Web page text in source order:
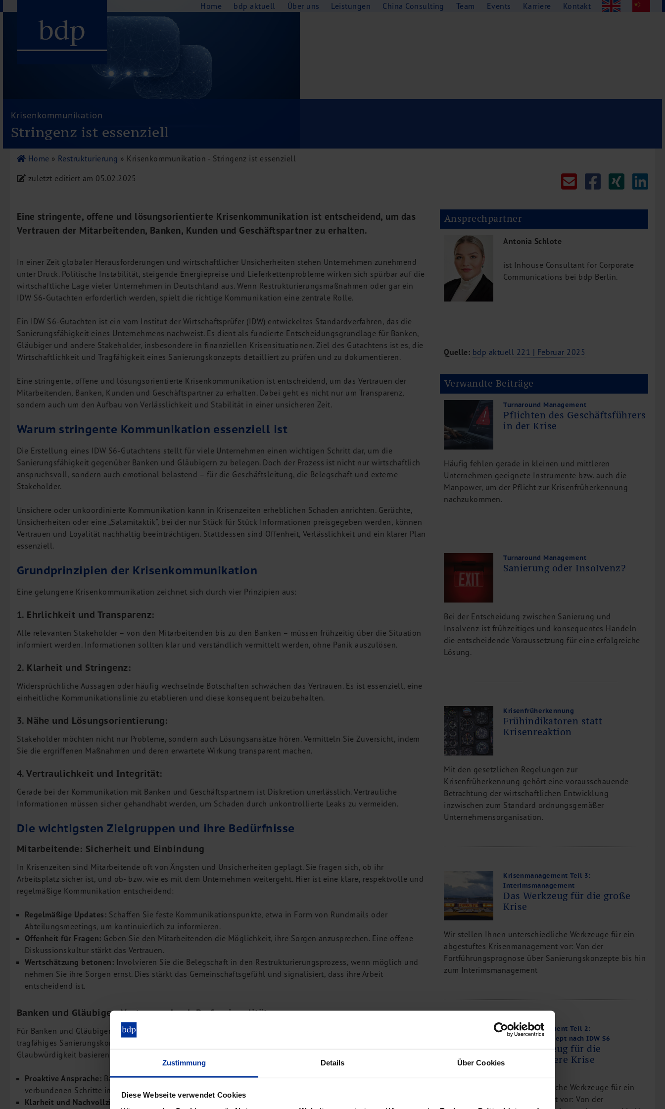
Zustimmung Details Über Cookies
Diese Webseite verwendet Cookies
Unternehmenswerte
Publikationen
Videos
Leistungen
Rechtsberatung
Wirtschaftsprüfung
Unternehmensfinanzierung
Restrukturierung
M&A + Unternehmensnachfolge
Management Consulting
Internationalisierung
Unternehmensgründung
Finanz- und Lohnbuchhaltung
Wirtschaftsprüfung
Steuerberatung
M&A Deutschland/China
Unternehmensfinanzierung
Industrielle Dienstleistungen
Coaching
Team
Events
Karriere
Kontakt
Krisenkommunikation
Stringenz ist essenziell
Home » Restrukturierung » Krisenkommunikation - Stringenz ist essenziell
zuletzt editiert am 05.02.2025
Ansprechpartner
Antonia Schlote
ist Inhouse Consultant for Corporate
Communications bei bdp Berlin.
Eine stringente, offene und lösungsorientierte Krisenkommunikation ist entscheidend, um das
Vertrauen der Mitarbeitenden, Banken, Kunden und Geschäftspartner zu erhalten.
In einer Zeit globaler Herausforderungen und wirtschaftlicher Unsicherheiten stehen Unternehmen zunehmend
unter Druck. Politische Instabilität, steigende Energiepreise und Lieferkettenprobleme wirken sich spürbar auf die
wirtschaftliche Lage vieler Unternehmen in Deutschland aus. Wenn Restrukturierungsmaßnahmen oder gar ein
IDW S6-Gutachten erforderlich werden, spielt die richtige Kommunikation eine zentrale Rolle.
Ein IDW S6-Gutachten ist ein vom Institut der Wirtschaftsprüfer (IDW) entwickeltes Standardverfahren, das die
Sanierungsfähigkeit eines Unternehmens nachweist. Es dient als fundierte Entscheidungsgrundlage für Banken,
Gläubiger und andere Stakeholder, insbesondere in finanziellen Krisensituationen. Ziel des Gutachtens ist es, die
Wirtschaftlichkeit und Tragfähigkeit eines Sanierungskonzepts detailliert zu prüfen und zu dokumentieren.
Eine stringente, offene und lösungsorientierte Krisenkommunikation ist entscheidend, um das Vertrauen der
Mitarbeitenden, Banken, Kunden und Geschäftspartner zu erhalten. Dabei geht es nicht nur um Transparenz,
sondern auch um den Aufbau von Verlässlichkeit und Stabilität in einer unsicheren Zeit.
Warum stringente Kommunikation essenziell ist
Die Erstellung eines IDW S6-Gutachtens stellt für viele Unternehmen einen wichtigen Schritt dar, um die
Sanierungsfähigkeit gegenüber Banken und Gläubigern zu belegen. Doch der Prozess ist nicht nur wirtschaftlich
anspruchsvoll, sondern auch emotional belastend – für die Geschäftsleitung, die Belegschaft und externe
Stakeholder.
Unsichere oder unkoordinierte Kommunikation kann in Krisenzeiten erheblichen Schaden anrichten. Gerüchte,
Unsicherheiten oder eine „Salamitaktik“, bei der nur Stück für Stück Informationen preisgegeben werden, können
Vertrauen und Loyalität nachhaltig beeinträchtigen. Stattdessen sind Offenheit, Verlässlichkeit und ein klarer Plan
essenziell.
Grundprinzipien der Krisenkommunikation
Eine gelungene Krisenkommunikation zeichnet sich durch vier Prinzipien aus:
1. Ehrlichkeit und Transparenz:
Alle relevanten Stakeholder – von den Mitarbeitenden bis zu den Banken – müssen frühzeitig über die Situation
informiert werden. Informationen sollten klar und verständlich vermittelt werden, ohne Panik auszulösen.
2. Klarheit und Stringenz:
Widersprüchliche Aussagen oder häufig wechselnde Botschaften schwächen das Vertrauen. Es ist essenziell, eine
einheitliche Kommunikationslinie zu etablieren und diese konsequent beizubehalten.
3. Nähe und Lösungsorientierung:
Stakeholder möchten nicht nur Probleme, sondern auch Lösungsansätze hören. Vermitteln Sie Zuversicht, indem
Sie die ergriffenen Maßnahmen und deren erwartete Wirkung transparent machen.
4. Vertraulichkeit und Integrität:
Gerade bei der Kommunikation mit Banken und Geschäftspartnern ist Diskretion unerlässlich. Vertrauliche
Informationen müssen sicher gehandhabt werden, um Schaden durch unkontrollierte Leaks zu vermeiden.
Die wichtigsten Zielgruppen und ihre Bedürfnisse
Mitarbeitende: Sicherheit und Einbindung
In Krisenzeiten sind Mitarbeitende oft von Ängsten und Unsicherheiten geplagt. Sie fragen sich, ob ihr
Arbeitsplatz sicher ist, und ob- bzw. wie es mit dem Unternehmen weitergeht. Hier ist eine klare, respektvolle und
regelmäßige Kommunikation entscheidend:
Regelmäßige Updates: Schaffen Sie feste Kommunikationspunkte, etwa in Form von Rundmails oder
Abteilungsmeetings, um kontinuierlich zu informieren.
Offenheit für Fragen: Geben Sie den Mitarbeitenden die Möglichkeit, ihre Sorgen anzusprechen. Eine offene
Diskussionskultur stärkt das Vertrauen.
Wertschätzung betonen: Involvieren Sie die Belegschaft in den Restrukturierungsprozess, wenn möglich und
nehmen Sie ihre Sorgen ernst. Dies stärkt das Gemeinschaftsgefühl und signalisiert, dass ihre Arbeit
entscheidend ist.
Banken und Gläubiger: Vertrauen durch Professionalität
Für Banken und Gläubiger ist das IDW S6-Gutachten ein zentraler Nachweis, dass das Unternehmen über ein
tragfähiges Sanierungskonzept verfügt. Die Kommunikation mit diesen Partnern muss auf Vertrauen und
Glaubwürdigkeit basieren:
Proaktive Ansprache: Banken sollten frühzeitig über die Erstellung des IDW S6 Gutachtens und die damit
verbundenen Schritte informiert werden.
Klarheit und Nachvollziehbarkeit:
Quelle: bdp aktuell 221 | Februar 2025
Verwandte Beiträge
Turnaround Management
Pflichten des Geschäftsführers
in der Krise
Häufig fehlen gerade in kleinen und mittleren
Unternehmen geeignete Instrumente bzw. auch die
Manpower, um der Pflicht zur Krisenfrüherkennung
nachzukommen.
Turnaround Management
Sanierung oder Insolvenz?
Bei der Entscheidung zwischen Sanierung und
Insolvenz ist frühzeitiges und konsequentes Handeln
die entscheidende Voraussetzung für eine erfolgreiche
Lösung.
Krisenfrüherkennung
Frühindikatoren statt
Krisenreaktion
Mit den gesetzlichen Regelungen zur
Krisenfrüherkennung gehört eine vorausschauende
Betrachtung der wirtschaftlichen Entwicklung
inzwischen zum Standard ordnungsgemäßer
Unternehmensorganisation.
Krisenmanagement Teil 3:
Interimsmanagement
Das Werkzeug für die große
Krise
Wir stellen Ihnen unterschiedliche Werkzeuge für ein
abgestuftes Krisenmanagement vor: Von der
Fortführungsprognose über Sanierungskonzepte bis hin
zum Interimsmanagement
Krisenmanagement Teil 2:
Sanierungskonzept nach IDW S6
Das Werkzeug für die
mittelschwere Krise
Wir stellen Ihnen unterschiedliche Werkzeuge für ein
abgestuftes Krisenmanagement vor: Von der
Home bdp aktuell Über uns Leistungen China Consulting Team Events Karriere Kontakt